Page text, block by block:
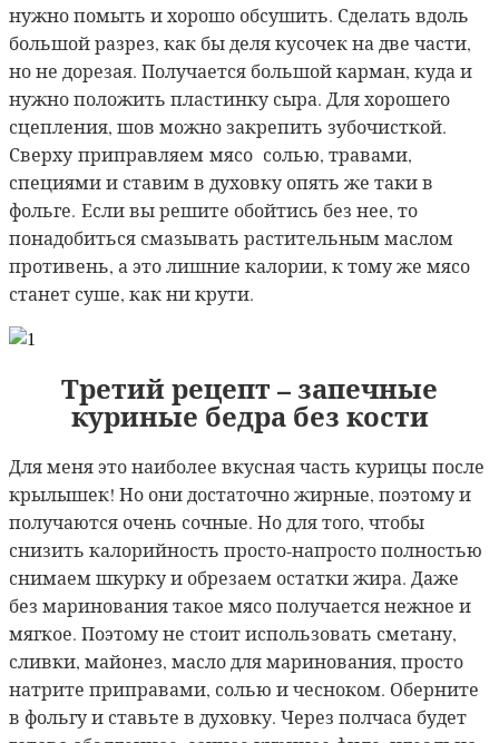
нужно помыть и хорошо обсушить. Сделать вдоль
большой разрез, как бы деля кусочек на две части,
но не дорезая. Получается большой карман, куда и
нужно положить пластинку сыра. Для хорошего
сцепления, шов можно закрепить зубочисткой.
Сверху приправляем мясо солью, травами,
специями и ставим в духовку опять же таки в
фольге. Если вы решите обойтись без нее, то
понадобиться смазывать растительным маслом
противень, а это лишние калории, к тому же мясо
станет суше, как ни крути.
Третий рецепт – запечные
куриные бедра без кости
Для меня это наиболее вкусная часть курицы после
крылышек! Но они достаточно жирные, поэтому и
получаются очень сочные. Но для того, чтобы
снизить калорийность просто-напросто полностью
снимаем шкурку и обрезаем остатки жира. Даже
без маринования такое мясо получается нежное и
мягкое. Поэтому не стоит использовать сметану,
сливки, майонез, масло для маринования, просто
натрите приправами, солью и чесноком. Оберните
в фольгу и ставьте в духовку. Через полчаса будет